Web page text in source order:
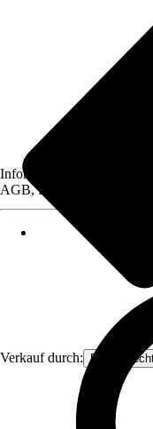
Verkauf durch: Frank
Informationen des
AGB, finden Sie bei Klick